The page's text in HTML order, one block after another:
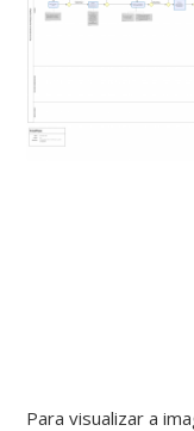
Para visualizar a